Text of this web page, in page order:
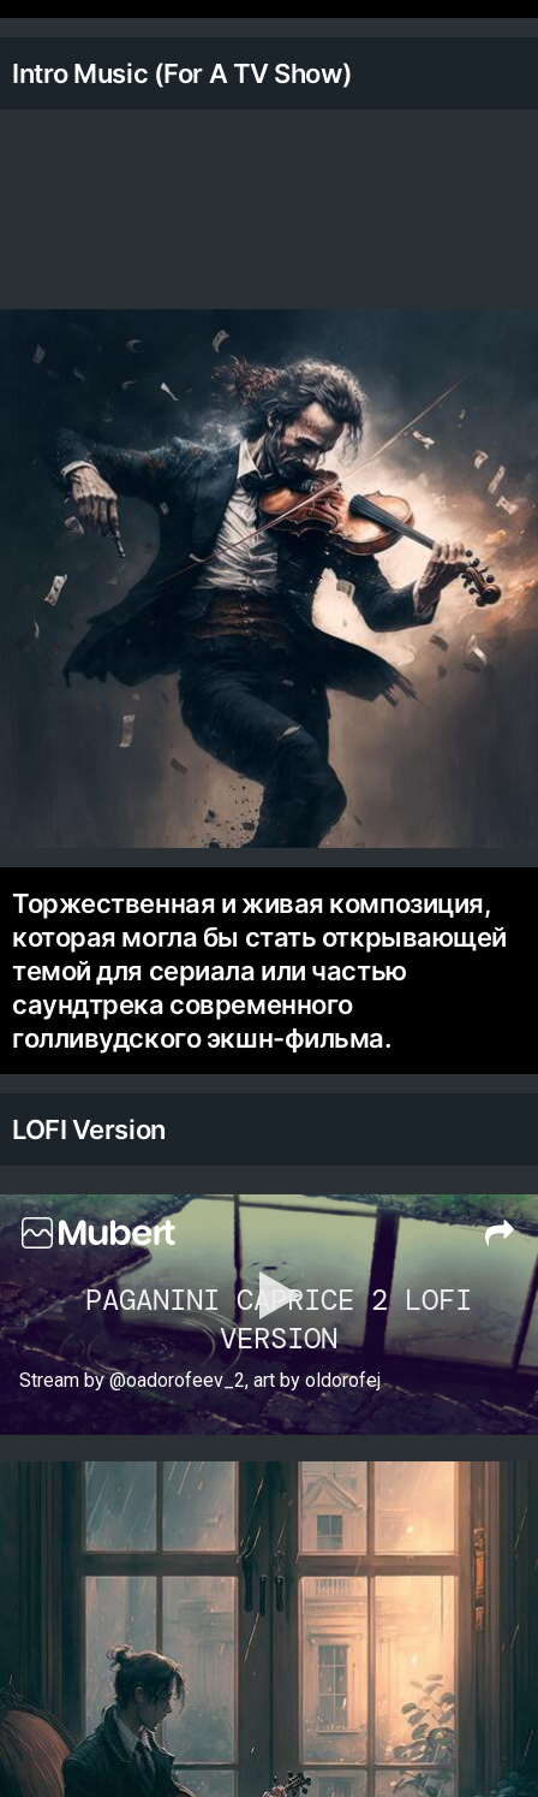
Intro Music (For A TV Show)
Торжественная и живая композиция,
которая могла бы стать открывающей
темой для сериала или частью
саундтрека современного
голливудского экшн-фильма.
LOFI Version